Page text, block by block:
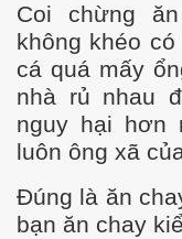
Coi chừng
không khéo
cá quá mấy
nhà rủ nhau
nguy hại hơn
luôn ông xã
Đúng là ăn
bạn ăn chay